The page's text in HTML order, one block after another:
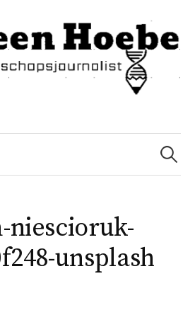
Zoeken
naar:
niescioruk-
unsplash